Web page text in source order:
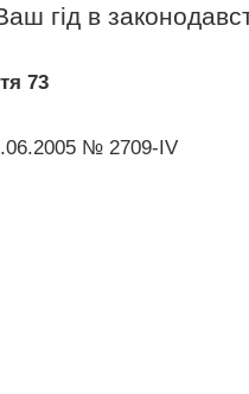
гід в
73
№ 2709-IV